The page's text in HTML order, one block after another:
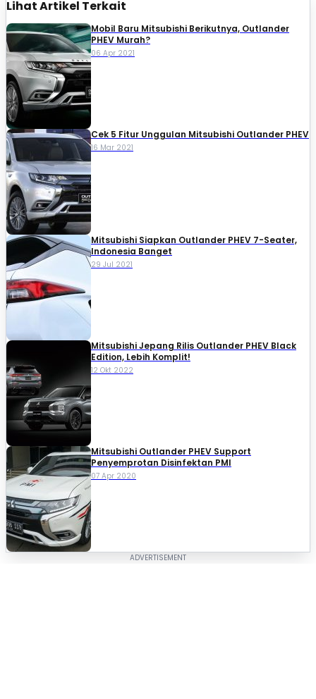
Lihat Artikel Terkait
Mobil Baru Mitsubishi Berikutnya, Outlander
PHEV Murah?
06 Apr 2021
Cek 5 Fitur Unggulan Mitsubishi Outlander PHEV
16 Mar 2021
Mitsubishi Siapkan Outlander PHEV 7-Seater,
Indonesia Banget
29 Jul 2021
Mitsubishi Jepang Rilis Outlander PHEV Black
Edition, Lebih Komplit!
12 Okt 2022
Mitsubishi Outlander PHEV Support
Penyemprotan Disinfektan PMI
07 Apr 2020